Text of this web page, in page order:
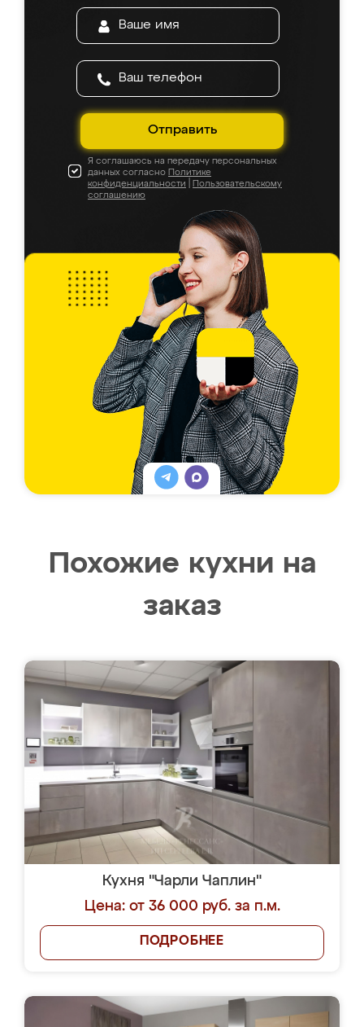
Отправить
Я соглашаюсь на передачу персональных
данных согласно Политике
конфиденциальности
Пользовательскому
соглашению
Похожие кухни на
заказ
Кухня "Чарли Чаплин"
Цена: от 36 000 руб. за п.м.
ПОДРОБНЕЕ